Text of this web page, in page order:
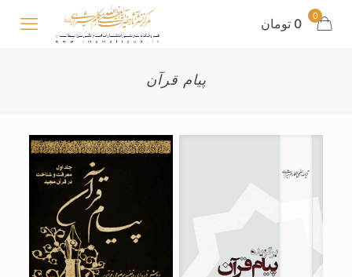
0 0 تومان
پیام قرآن